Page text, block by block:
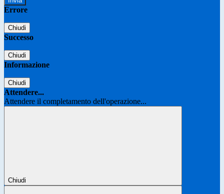
Errore
Chiudi
Successo
Chiudi
Informazione
Chiudi
Attendere...
Attendere il completamento dell'operazione...
Chiudi